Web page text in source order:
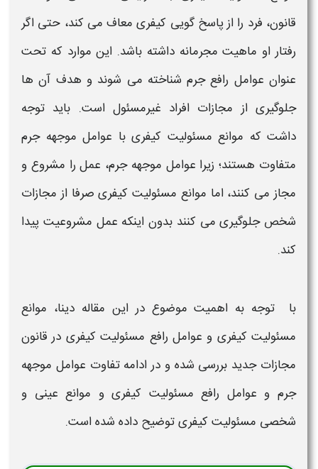
قانون، فرد را از پاسخ گویی کیفری معاف می کند، حتی اگر
رفتار او ماهیت مجرمانه داشته باشد. این موارد که تحت
عنوان عوامل رافع جرمشناخته می شوند و هدف آن ها
جلوگیری از مجازات افراد غیرمسئول است. باید توجه
داشت که موانع مسئولیت کیفری با عوامل موجهه جرم
متفاوت هستند؛ زیرا عوامل موجههجرم، عمل را مشروع و
مجاز می کنند، اما موانع مسئولیت کیفریصرفا از مجازات
شخص جلوگیری می کنند بدون اینکه عمل مشروعیت پیدا
کند.
با توجه به اهمیت موضوع در این مقاله دینا، موانع
مسئولیت کیفری و عوامل رافع مسئولیت کیفری در قانون
مجازات جدید بررسی شده و در ادامهتفاوت عوامل موجهه
جرم و عوامل رافع مسئولیت کیفریو موانع عینی و
شخصی مسئولیت کیفریتوضیح داده شده است.